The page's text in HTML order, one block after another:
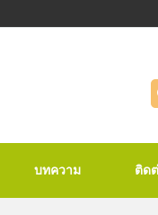
บทความ ติด